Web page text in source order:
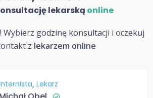
lekarską online
godzinę konsultacji i oczekuj
z lekarzem online
Lekarz